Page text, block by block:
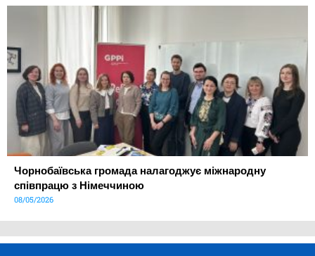
Чорнобаївська громада налагоджує міжнародну
співпрацю з Німеччиною
08/05/2026